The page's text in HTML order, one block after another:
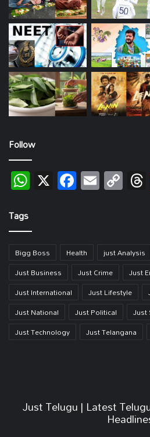
Follow
WhatsApp
X Email
Tags
Bigg Boss Health just Analysis
Just Business
Just Crime
Just
Just International
Just Lifestyle
Just National
Just Political Just
Just Technology
Just Telangana
Just Telugu | Latest